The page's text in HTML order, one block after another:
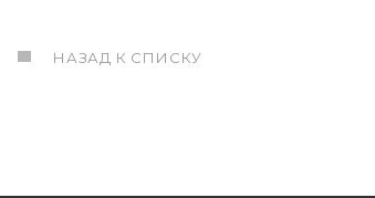
НАЗАД К СПИСКУ